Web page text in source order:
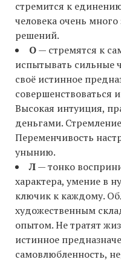
стремится к
человека очень
решений.
О— стремятся к
испытывать сильные
своё истинное
совершенствоваться
Высокая интуиция,
деньгами.
Переменчивость
унынию.
Л— тонко
характера, умение в
ключик к каждому.
художественным
опытом. Не тратят
истинное
самовлюбленность,